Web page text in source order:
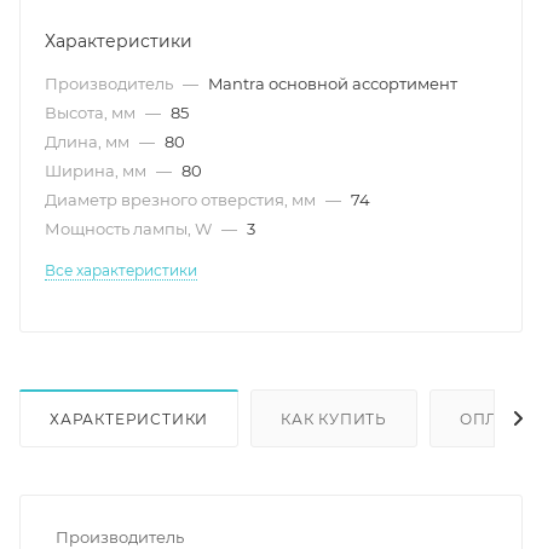
Характеристики
Производитель — Mantra основной ассортимент
Высота, мм — 85
Длина, мм — 80
Ширина, мм — 80
Диаметр врезного отверстия, мм — 74
Мощность лампы, W — 3
Все характеристики
ХАРАКТЕРИСТИКИ КАК КУПИТЬ ОПЛАТА
Производитель